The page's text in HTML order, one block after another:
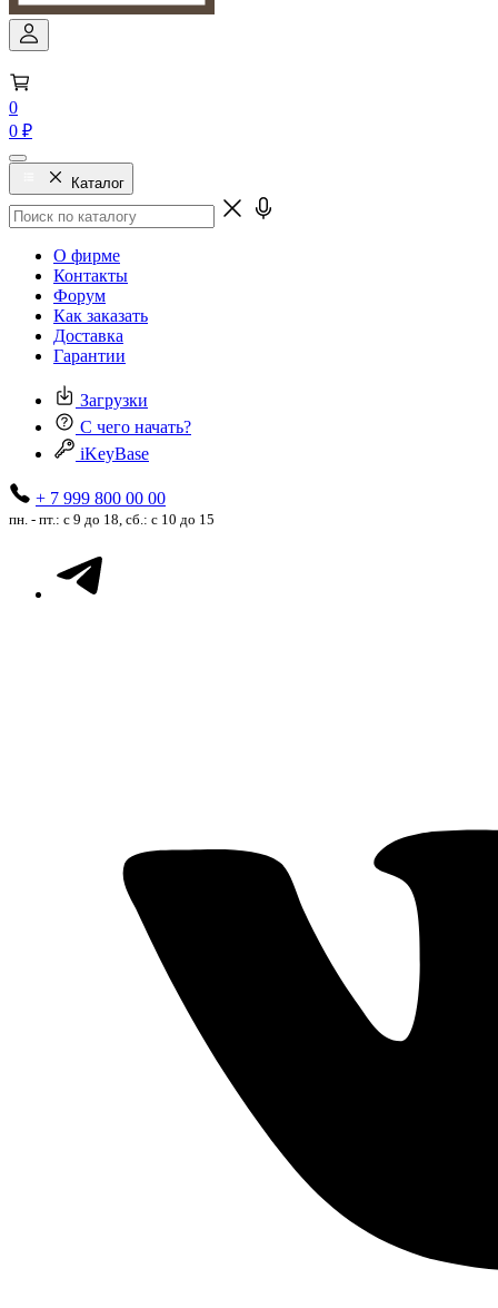
0
0 ₽
Каталог
О фирме
Контакты
Форум
Как заказать
Доставка
Гарантии
Загрузки
С чего начать?
iKeyBase
+ 7 999 800 00 00
пн. - пт.: с 9 до 18, сб.: с 10 до 15